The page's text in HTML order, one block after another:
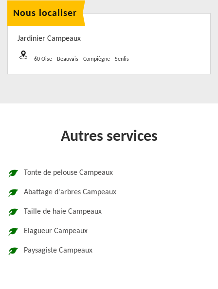
Nous localiser
Jardinier Campeaux
60 Oise - Beauvais - Compiègne - Senlis
Autres services
Tonte de pelouse Campeaux
Abattage d'arbres Campeaux
Taille de haie Campeaux
Elagueur Campeaux
Paysagiste Campeaux